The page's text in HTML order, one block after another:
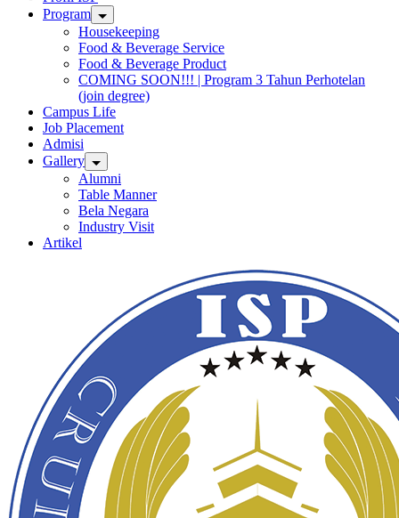
Program
Housekeeping
Food & Beverage Service
Food & Beverage Product
COMING SOON!!! | Program 3 Tahun Perhotelan
(join degree)
Campus Life
Job Placement
Admisi
Gallery
Alumni
Table Manner
Bela Negara
Industry Visit
Artikel